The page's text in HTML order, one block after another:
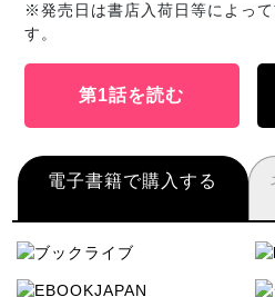
※発売日は書店入荷日等によっ
す。
第1話を読む
電子書籍で購入する